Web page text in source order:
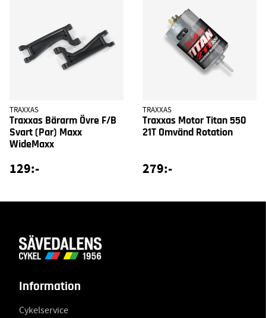
TRAXXAS
Traxxas Bärarm Övre F/B
Svart (Par) Maxx
WideMaxx
129:-
TRAXXAS
Traxxas Motor Titan 550
21T Omvänd Rotation
279:-
Information
Cykelservice